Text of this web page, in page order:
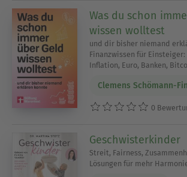
Was du schon
wissen wolltest
und dir bisher niemand
Finanzwissen für
Inflation, Euro, Banken,
Clemens Schömann-
0
Geschwisterkinder
Streit, Fairness,
Lösungen für mehr